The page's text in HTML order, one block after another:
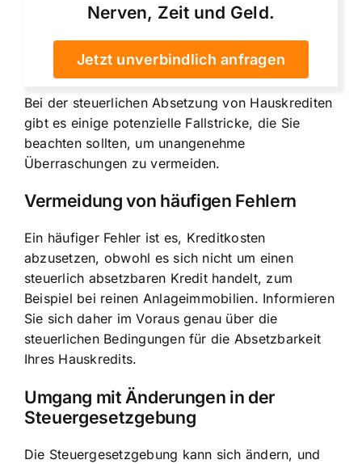
Nerven, Zeit und Geld.
Jetzt unverbindlich anfragen
Bei der steuerlichen Absetzung von Hauskrediten
gibt es einige potenzielle Fallstricke, die Sie
beachten sollten, um unangenehme
Überraschungen zu vermeiden.
Vermeidung von häufigen Fehlern
Ein häufiger Fehler ist es, Kreditkosten
abzusetzen, obwohl es sich nicht um einen
steuerlich absetzbaren Kredit handelt, zum
Beispiel bei reinen Anlageimmobilien. Informieren
Sie sich daher im Voraus genau über die
steuerlichen Bedingungen für die Absetzbarkeit
Ihres Hauskredits.
Umgang mit Änderungen in der
Steuergesetzgebung
Die Steuergesetzgebung kann sich ändern, und